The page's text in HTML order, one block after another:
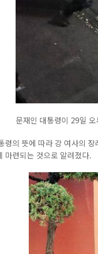
문재인 대통령이 29일
령의 뜻에 따라 강 여사의
마련되는 것으로 알려졌다.